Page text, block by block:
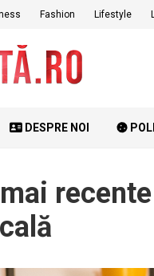
Fashion Lifestyle
DESPRE NOI